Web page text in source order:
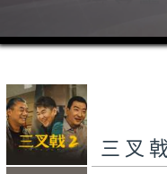
三叉